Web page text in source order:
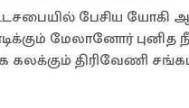
பேசிய யோகி
மேலானோர் புனித
கலக்கும் திரிவேணி